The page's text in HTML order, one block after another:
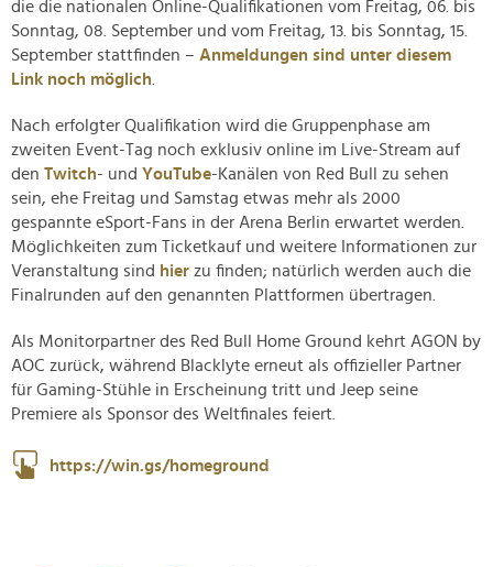
die die nationalen Online-Qualifikationen vom Freitag, 06. bis
Sonntag, 08. September und vom Freitag, 13. bis Sonntag, 15.
September stattfinden – Anmeldungen sind unter diesem
Link noch möglich
Nach erfolgter Qualifikation wird die Gruppenphase am
zweiten Event-Tag noch exklusiv online im Live-Stream auf
den Twitch- und YouTube-Kanälen von Red Bull zu sehen
sein, ehe Freitag und Samstag etwas mehr als 2000
gespannte eSport-Fans in der Arena Berlin erwartet werden.
Möglichkeiten zum Ticketkauf und weitere Informationen zur
Veranstaltung sind hier zu finden; natürlich werden auch die
Finalrunden auf den genannten Plattformen übertragen.
Als Monitorpartner des Red Bull Home Ground kehrt AGON by
AOC zurück, während Blacklyte erneut als offizieller Partner
für Gaming-Stühle in Erscheinung tritt und Jeep seine
Premiere als Sponsor des Weltfinales feiert.
https://win.gs/homeground